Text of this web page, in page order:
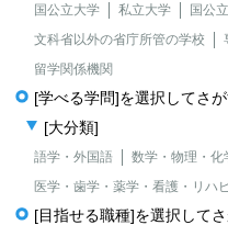
国公立大学 私立大学 国公
文科省以外の省庁所管の学校
留学関係機関
[学べる学問]を選択してさ
[大分類]
語学・外国語 数学・物理・化
医学・歯学・薬学・看護・リハ
[目指せる職種]を選択して